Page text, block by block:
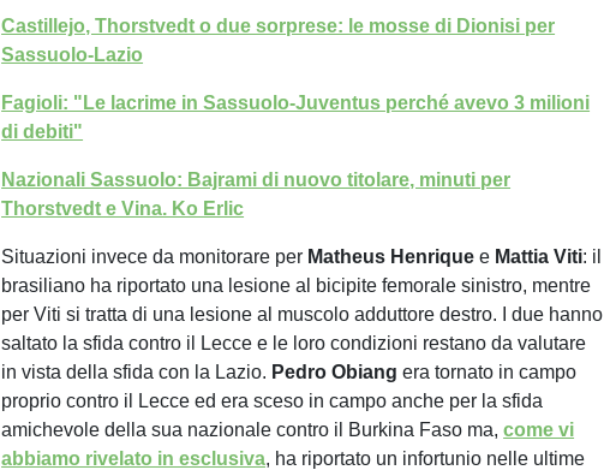
Castillejo, Thorstvedt o due sorprese: le mosse di Dionisi per
Sassuolo-Lazio
Fagioli: "Le lacrime in Sassuolo-Juventus perché avevo 3 milioni
di debiti"
Nazionali Sassuolo: Bajrami di nuovo titolare, minuti per
Thorstvedt e Vina. Ko Erlic
Situazioni invece da monitorare per Matheus Henrique e Mattia Viti: il
brasiliano ha riportato una lesione al bicipite femorale sinistro, mentre
per Viti si tratta di una lesione al muscolo adduttore destro. I due hanno
saltato la sfida contro il Lecce e le loro condizioni restano da valutare
in vista della sfida con la Lazio. Pedro Obiang era tornato in campo
proprio contro il Lecce ed era sceso in campo anche per la sfida
amichevole della sua nazionale contro il Burkina Faso ma,come vi
abbiamo rivelato in esclusiva, ha riportato un infortunio nelle ultime